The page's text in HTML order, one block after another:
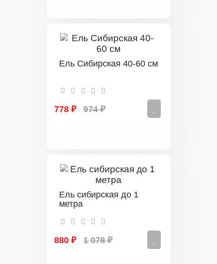
Ель Сибирская 40-60 см
778 ₽ 974 ₽
Ель сибирская до 1
метра
880 ₽ 1 078 ₽